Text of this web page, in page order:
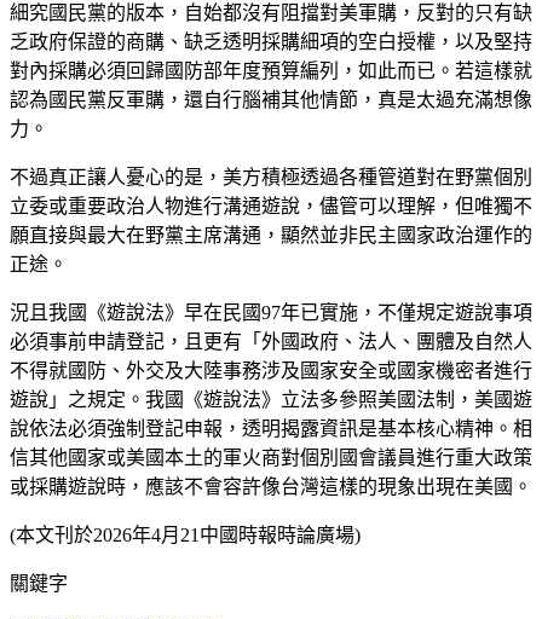
細究國民黨的版本，自始都沒有阻擋對美軍購，反對的只有缺
乏政府保證的商購、缺乏透明採購細項的空白授權，以及堅持
對內採購必須回歸國防部年度預算編列，如此而已。若這樣就
認為國民黨反軍購，還自行腦補其他情節，真是太過充滿想像
力。
不過真正讓人憂心的是，美方積極透過各種管道對在野黨個別
立委或重要政治人物進行溝通遊說，儘管可以理解，但唯獨不
願直接與最大在野黨主席溝通，顯然並非民主國家政治運作的
正途。
況且我國《遊說法》早在民國97年已實施，不僅規定遊說事項
必須事前申請登記，且更有「外國政府、法人、團體及自然人
不得就國防、外交及大陸事務涉及國家安全或國家機密者進行
遊說」之規定。我國《遊說法》立法多參照美國法制，美國遊
說依法必須強制登記申報，透明揭露資訊是基本核心精神。相
信其他國家或美國本土的軍火商對個別國會議員進行重大政策
或採購遊說時，應該不會容許像台灣這樣的現象出現在美國。
(本文刊於2026年4月21中國時報時論廣場)
關鍵字